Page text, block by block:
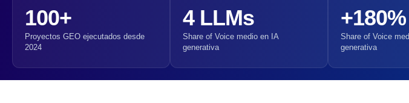
100+
Proyectos GEO ejecutados desde
2024
4 LLMs
Share of Voice medio en IA
generativa
+180%
Share of Voice
generativa